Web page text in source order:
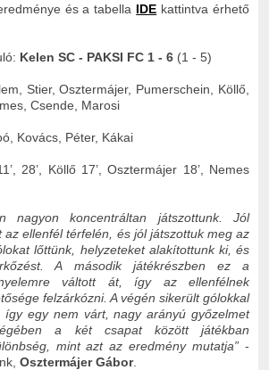
és a tabella IDE kattintva érhető
Kelen SC - PAKSI FC 1 - 6 (1 - 5)
Stier, Osztermájer, Pumerschein, Köllő,
Csende, Marosi
Kovács, Péter, Kákai
28’, Köllő 17’, Osztermájer 18’, Nemes
nagyon koncentráltan játszottunk. Jól
az ellenfél térfelén, és jól játszottuk meg az
lőttünk, helyzeteket alakítottunk ki, és
A második játékrészben ez a
váltott át, így az ellenfélnek
felzárkózni. A végén sikerült gólokkal
így egy nem várt, nagy arányú győzelmet
a két csapat között játékban
mint azt az eredmény mutatja” -
Osztermájer Gábor.